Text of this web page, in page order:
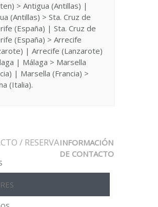
> Antigua (Antillas) |
(Antillas) > Sta. Cruz de
(España) | Sta. Cruz de
(España) > Arrecife
| Arrecife (Lanzarote)
| Málaga > Marsella
| Marsella (Francia) >
(Italia).
/ RESERVAINFORMACIÓN
DE CONTACTO